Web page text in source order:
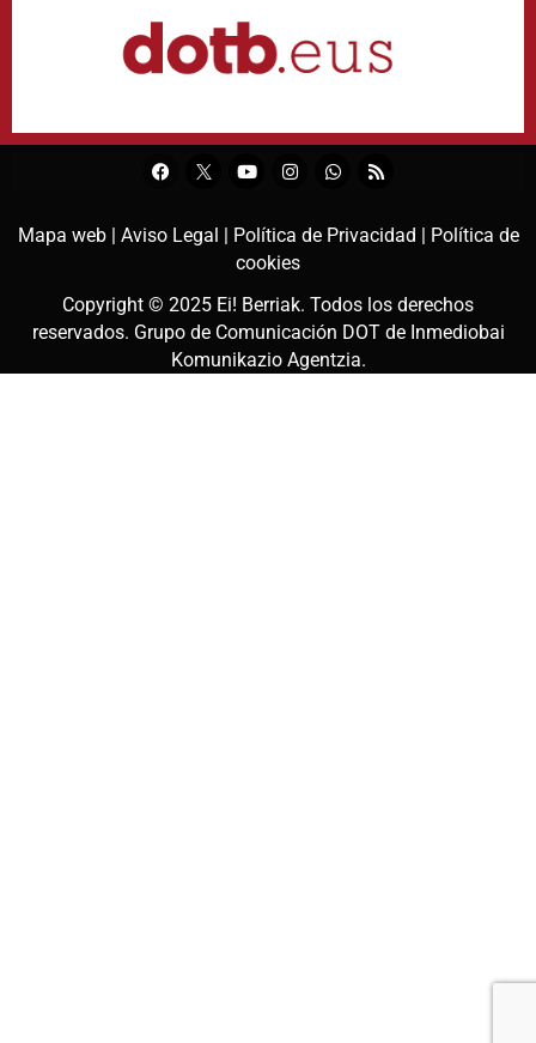
Mapa web | Aviso Legal | Política de Privacidad |
Política de
cookies
Copyright © 2025 Ei! Berriak. Todos los derechos
reservados. Grupo de Comunicación DOT de Inmediobai
Komunikazio Agentzia.